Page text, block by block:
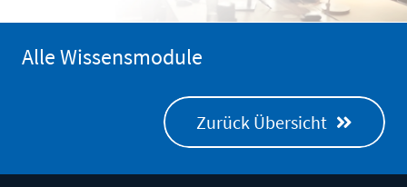
Alle Wissensmodule
Zurück Übersicht